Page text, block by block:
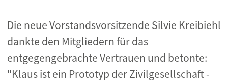
Die neue Vorstandsvorsitzende Silvie Kreibiehl
dankte den Mitgliedern für das
entgegengebrachte Vertrauen und betonte:
"Klaus ist ein Prototyp der Zivilgesellschaft -